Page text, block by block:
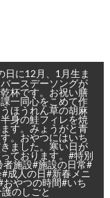
日に12月、1月生ま
ースデーソングが
杯です。お祝い膳
一同心をこめて作
ほうれん草の胡麻
身の鮭フィレを焼
す。みょうがと青
。おやつにはいち
ました。寒い日が
ております。#特別
施設#施設の日常#
成人の日#新春メニ
やつの時間#いち
のしごと